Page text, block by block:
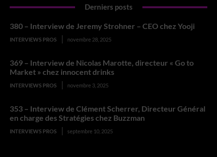
Derniers posts
380 – Interview de Jeremy Strohner – CEO chez Yooji
INTERVIEWS PROS novembre 28, 2025
369 – Interview de Nicolas Marotte, directeur « Go to
Market » chez innocent drinks
INTERVIEWS PROS novembre 3, 2025
353 – Interview de Clément Scherrer, Directeur Général
en charge des Stratégies chez Buzzman
INTERVIEWS PROS septembre 10, 2025